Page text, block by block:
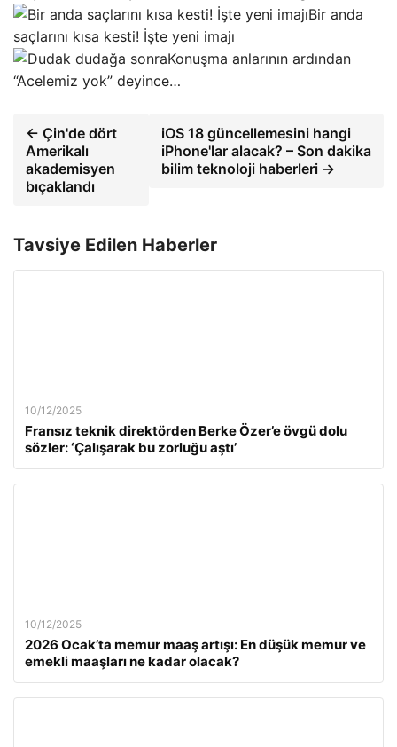
Bir anda
saçlarını kısa kesti! İşte yeni imajı
Konuşma anlarının ardından
“Acelemiz yok” deyince…
← Çin'de dört
Amerikalı
akademisyen
bıçaklandı
iOS 18 güncellemesini hangi
iPhone'lar alacak? – Son dakika
bilim teknoloji haberleri →
Tavsiye Edilen Haberler
10/12/2025
Fransız teknik direktörden Berke Özer’e övgü dolu
sözler: ‘Çalışarak bu zorluğu aştı’
10/12/2025
2026 Ocak’ta memur maaş artışı: En düşük memur ve
emekli maaşları ne kadar olacak?